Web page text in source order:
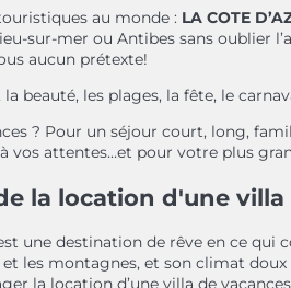
au monde : LA COTE
sur-mer ou Antibes sans oublier
aucun prétexte!
la beauté, les plages, la fête, le
? Pour un séjour court, long,
vos attentes…et pour votre plus
la location d'une
une destination de rêve en ce qui
les montagnes, et son climat
la location d’une villa de